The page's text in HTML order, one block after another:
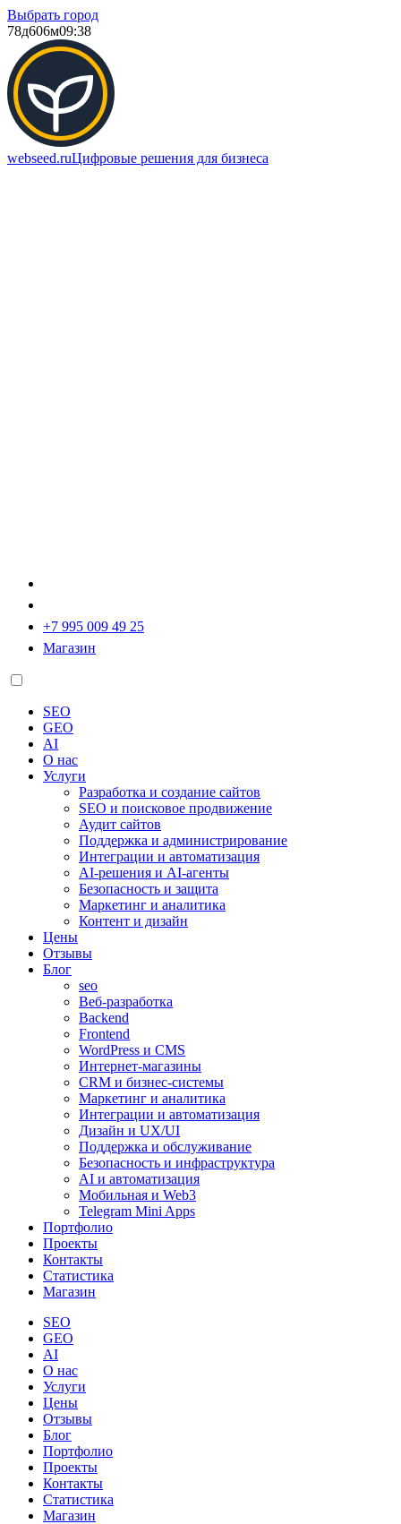
Выбрать город
78д606м09:38
webseed.ruЦифровые решения для бизнеса
+7 995 009 49 25
Магазин
SEO
GEO
AI
О нас
Услуги
Разработка и создание сайтов
SEO и поисковое продвижение
Аудит сайтов
Поддержка и администрирование
Интеграции и автоматизация
AI-решения и AI-агенты
Безопасность и защита
Маркетинг и аналитика
Контент и дизайн
Цены
Отзывы
Блог
seo
Веб-разработка
Backend
Frontend
WordPress и CMS
Интернет-магазины
CRM и бизнес-системы
Маркетинг и аналитика
Интеграции и автоматизация
Дизайн и UX/UI
Поддержка и обслуживание
Безопасность и инфраструктура
AI и автоматизация
Мобильная и Web3
Telegram Mini Apps
Портфолио
Проекты
Контакты
Статистика
Магазин
SEO
GEO
AI
О нас
Услуги
Цены
Отзывы
Блог
Портфолио
Проекты
Контакты
Статистика
Магазин